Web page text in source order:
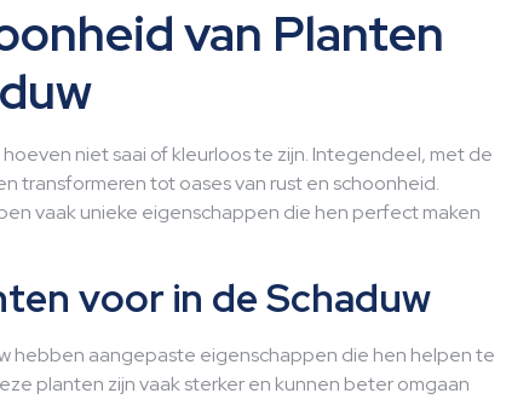
van Planten
niet saai of kleurloos te zijn. Integendeel, met de
transformeren tot oases van rust en schoonheid.
vaak unieke eigenschappen die hen perfect maken
voor in de Schaduw
hebben aangepaste eigenschappen die hen helpen te
planten zijn vaak sterker en kunnen beter omgaan